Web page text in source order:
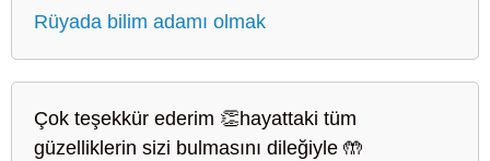
Rüyada bilim adamı olmak
Çok teşekkür ederim 👏hayattaki tüm
güzelliklerin sizi bulmasını dileğiyle 🤲